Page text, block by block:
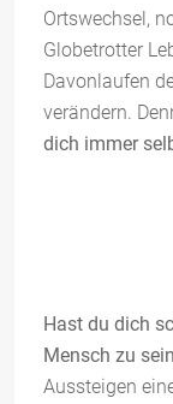
Ortswechsel,
Globetrotter
Davonlaufen
verändern.
dich immer
Hast du dich
Mensch zu
Aussteigen